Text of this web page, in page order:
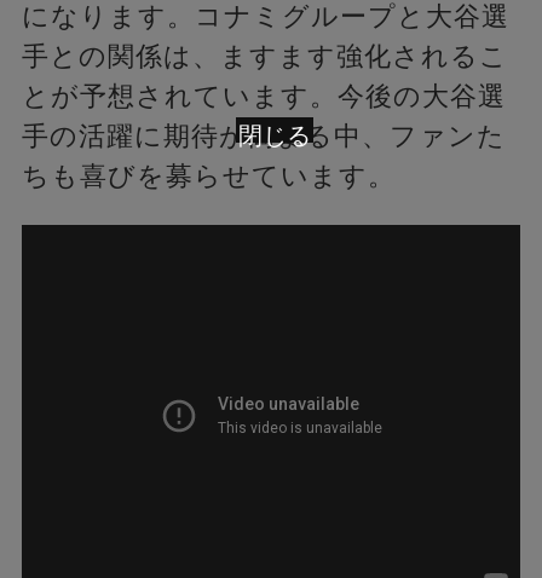
になります。コナミグループと大谷選
手との関係は、ますます強化されるこ
とが予想されています。今後の大谷選
手の活躍に期待が高まる中、ファンた
ちも喜びを募らせています。
閉じる